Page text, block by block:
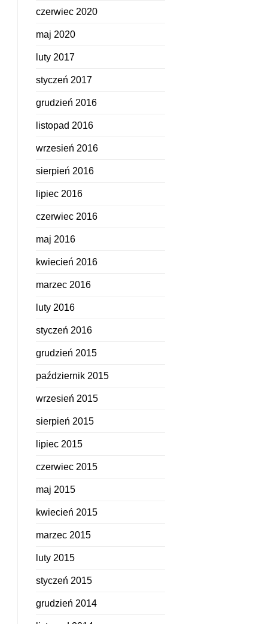
czerwiec 2020
maj 2020
luty 2017
styczeń 2017
grudzień 2016
listopad 2016
wrzesień 2016
sierpień 2016
lipiec 2016
czerwiec 2016
maj 2016
kwiecień 2016
marzec 2016
luty 2016
styczeń 2016
grudzień 2015
październik 2015
wrzesień 2015
sierpień 2015
lipiec 2015
czerwiec 2015
maj 2015
kwiecień 2015
marzec 2015
luty 2015
styczeń 2015
grudzień 2014